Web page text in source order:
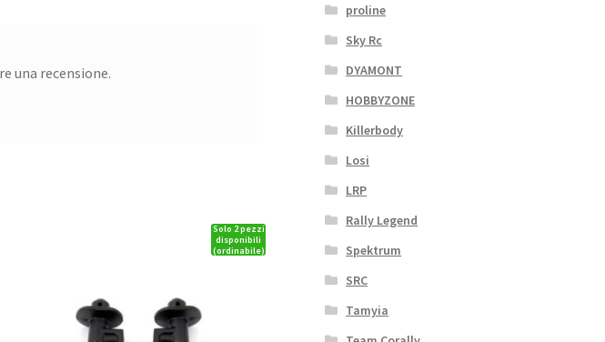
una recensione.
Solo 2 pezzi
disponibili
(ordinabile)
proline
Sky Rc
DYAMONT
HOBBYZONE
Killerbody
Losi
LRP
Rally Legend
Spektrum
SRC
Tamyia